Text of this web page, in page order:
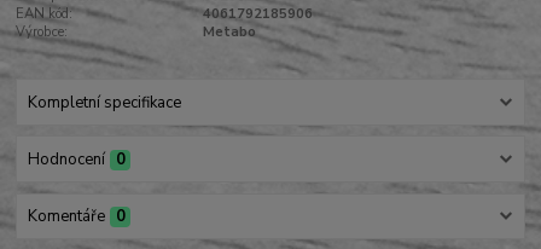
EAN kód:
4061792185906
Výrobce:
Metabo
Kompletní specifikace
Hodnocení 0
Komentáře 0